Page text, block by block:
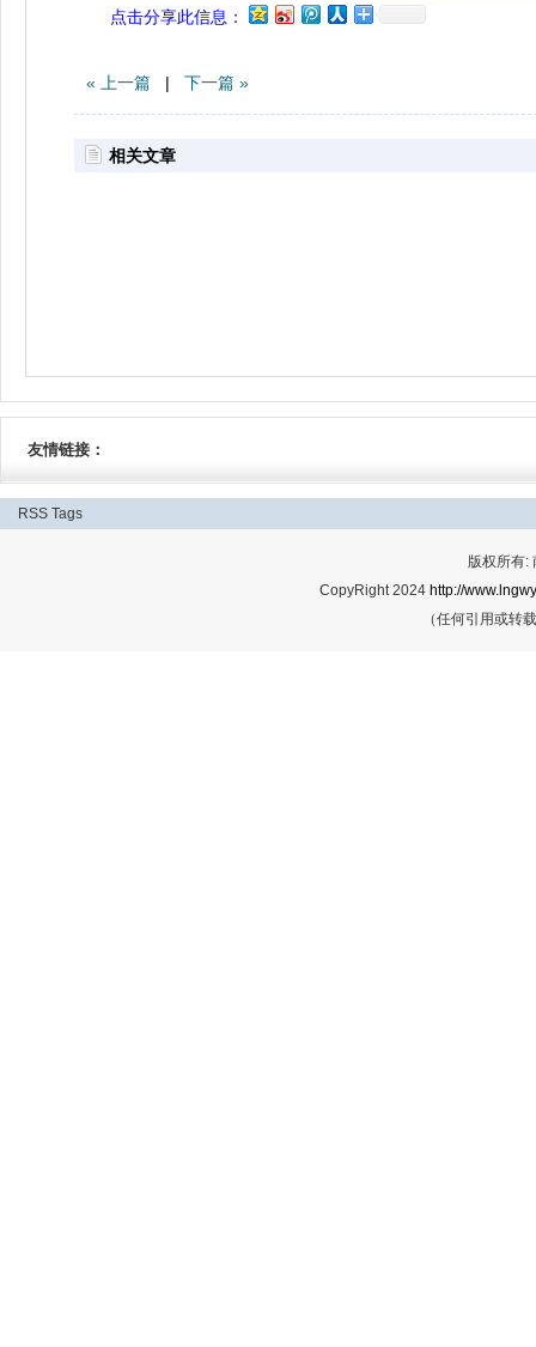
点击分享此信息：
« 上一篇 | 下一篇 »
相关文章
友情链接：
RSS Tags
版权所有:
CopyRight 2024 http://
（任何引用或转